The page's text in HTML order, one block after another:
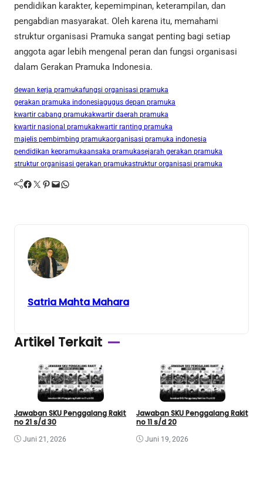
pendidikan karakter, kepemimpinan, keterampilan, dan
pengabdian masyarakat. Oleh karena itu, memahami
struktur organisasi Pramuka sangat penting bagi setiap
anggota agar lebih mengenal peran dan fungsi organisasi
dalam Gerakan Pramuka Indonesia.
dewan kerja pramukafungsi organisasi pramuka
gerakan pramuka indonesiagugus depan pramuka
kwartir cabang pramukakwartir daerah pramuka
kwartir nasional pramukakwartir ranting pramuka
majelis pembimbing pramukaorganisasi pramuka indonesia
pendidikan kepramukaansaka pramukasejarah gerakan pramuka
struktur organisasi gerakan pramukastruktur organisasi pramuka
Facebook Twitter Pinterest Mail WhatsApp
Satria Mahta Mahara
Artikel Terkait
Jawaban SKU Penggalang Rakit
no 21 s/d 30
Juni 21, 2026
Jawaban SKU Penggalang Rakit
no 11 s/d 20
Juni 19, 2026